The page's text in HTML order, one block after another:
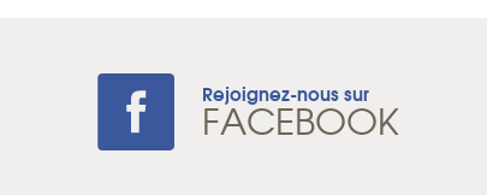
Rejoignez-nous sur
FACEBOOK